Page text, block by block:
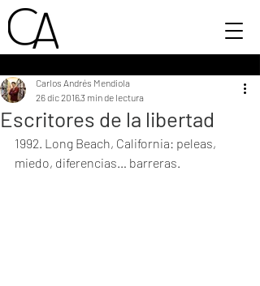
Escritores de la libertad
Carlos Andrés Mendiola
26 dic 20163 min de lectura
1992. Long Beach, California: peleas,
miedo, diferencias… barreras.